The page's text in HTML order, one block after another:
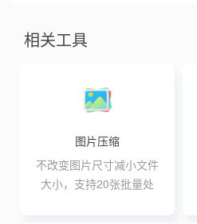
相关工具
图片压缩
不改变图片尺寸减小文件
大小，支持20张批量处